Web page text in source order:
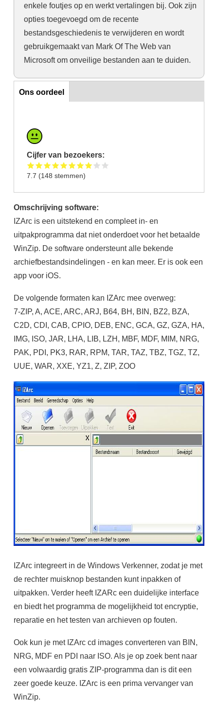
enkele foutjes op en werkt vertalingen bij. Ook zijn
opties toegevoegd om de recente
bestandsgeschiedenis te verwijderen en wordt
gebruikgemaakt van Mark Of The Web van
Microsoft om onveilige bestanden aan te duiden.
Ons oordeel
Ons oordeel
Cijfer van bezoekers:
7.7 (148 stemmen)
Omschrijving software:
IZArc is een uitstekend en compleet in- en
uitpakprogramma dat niet onderdoet voor het betaalde
WinZip. De software ondersteunt alle bekende
archiefbestandsindelingen - en kan meer. Er is ook een
app voor iOS.
De volgende formaten kan IZArc mee overweg:
7-ZIP, A, ACE, ARC, ARJ, B64, BH, BIN, BZ2, BZA,
C2D, CDI, CAB, CPIO, DEB, ENC, GCA, GZ, GZA, HA,
IMG, ISO, JAR, LHA, LIB, LZH, MBF, MDF, MIM, NRG,
PAK, PDI, PK3, RAR, RPM, TAR, TAZ, TBZ, TGZ, TZ,
UUE, WAR, XXE, YZ1, Z, ZIP, ZOO
IZArc integreert in de Windows Verkenner, zodat je met
de rechter muisknop bestanden kunt inpakken of
uitpakken. Verder heeft IZARc een duidelijke interface
en biedt het programma de mogelijkheid tot encryptie,
reparatie en het testen van archieven op fouten.
Ook kun je met IZArc cd images converteren van BIN,
NRG, MDF en PDI naar ISO. Als je op zoek bent naar
een volwaardig gratis ZIP-programma dan is dit een
zeer goede keuze. IZArc is een prima vervanger van
WinZip.